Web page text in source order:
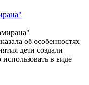
об особенностях
дети создали
в виде